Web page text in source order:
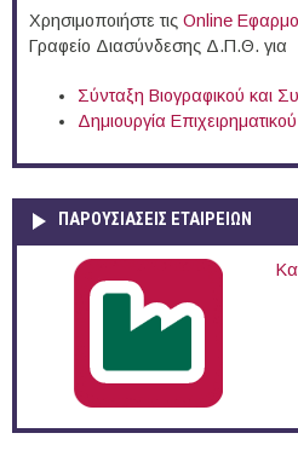
Χρησιμοποιήστε τις Online
Γραφείο Διασύνδεσης Δ.Π.Θ. για
Σύνταξη Βιογραφικού και
Δημιουργία
ΠΑΡΟΥΣΙΆΣΕΙΣ ΕΤΑΙΡΕΙΏΝ